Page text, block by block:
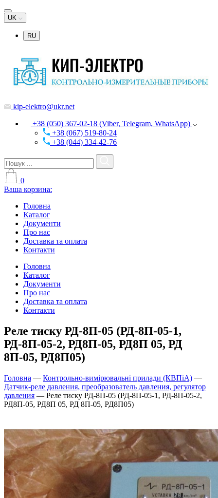
UK
RU
kip-elektro@ukr.net
+38 (050) 367-02-18 (Viber, Telegram, WhatsApp)
+38 (067) 519-80-24
+38 (044) 334-42-76
0
Ваша корзина:
Головна
Каталог
Документи
Про нас
Доставка та оплата
Контакти
Головна
Каталог
Документи
Про нас
Доставка та оплата
Контакти
Реле тиску РД-8П-05 (РД-8П-05-1,
РД-8П-05-2, РД8П-05, РД8П 05, РД
8П-05, РД8П05)
Головна — Контрольно-вимірювальні прилади (КВПіА) —
Датчик-реле давления, преобразователь давления, регулятор
давления — Реле тиску РД-8П-05 (РД-8П-05-1, РД-8П-05-2,
РД8П-05, РД8П 05, РД 8П-05, РД8П05)